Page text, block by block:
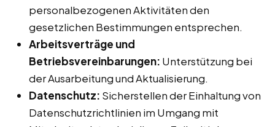
personalbezogenen Aktivitäten den
gesetzlichen Bestimmungen entsprechen.
Arbeitsverträge und
Betriebsvereinbarungen: Unterstützung bei
der Ausarbeitung und Aktualisierung.
Datenschutz: Sicherstellen der Einhaltung von
Datenschutzrichtlinien im Umgang mit